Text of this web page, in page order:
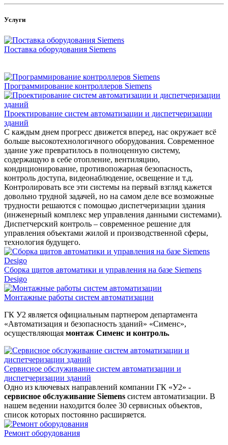
Услуги
Поставка оборудования Siemens
Программирование контроллеров Siemens
Проектирование систем автоматизации и диспетчеризации
зданий
С каждым днем прогресс движется вперед, нас окружает всё
больше высокотехнологичного оборудования. Современное
здание уже превратилось в полноценную систему,
содержащую в себе отопление, вентиляцию,
кондиционирование, противопожарная безопасность,
контроль доступа, видеонаблюдение, освещение и т.д.
Контролировать все эти системы на первый взгляд кажется
довольно трудной задачей, но на самом деле все возможные
трудности решаются с помощью диспетчеризации здания
(инженерный комплекс мер управления данными системами).
Диспетчерский контроль – современное решение для
управления объектами жилой и производственной сферы,
технология будущего.
Сборка щитов автоматики и управления на базе Siemens
Desigo
Монтажные работы систем автоматизации
ГК У2 является официальным партнером департамента
«Автоматизация и безопасность зданий» «Сименс»,
осуществляющая монтаж Сименс и контроль.
Сервисное обслуживание систем автоматизации и
диспетчеризации зданий
Одно из ключевых направлений компании ГК «У2» -
сервисное обслуживание Siemens систем автоматизации. В
нашем ведении находится более 30 сервисных объектов,
список которых постоянно расширяется.
Ремонт оборудования